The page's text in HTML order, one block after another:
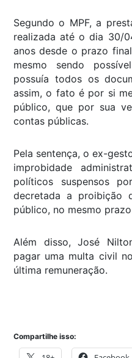
Segundo o MPF, a
realizada até o dia 30/
anos desde o prazo
mesmo sendo
possuía todos os
assim, o fato é por si
público, que por sua
contas públicas.
Pela sentença, o ex-
improbidade
políticos suspensos
decretada a proibição
público, no mesmo
Além disso, José
pagar uma multa civil
última remuneração.
Compartilhe isso: